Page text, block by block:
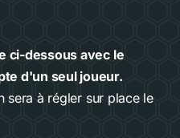
ci-dessous avec le
d'un seul joueur.
sera à régler sur place le